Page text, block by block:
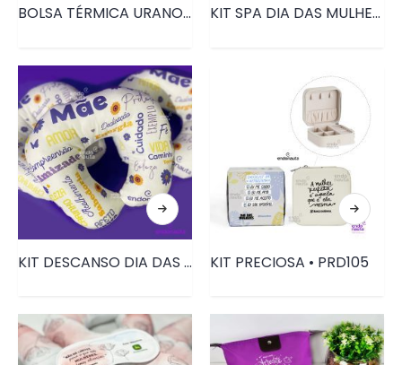
BOLSA TÉRMICA URANO • PRD4044 KIT SPA DIA DAS MULHERES• PRD152
KIT DESCANSO DIA DAS MÃES • PRD011 KIT PRECIOSA • PRD105